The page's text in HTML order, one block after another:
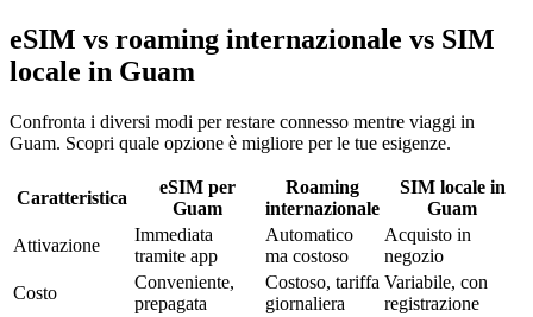
eSIM vs roaming internazionale vs SIM
locale in Guam
Confronta i diversi modi per restare connesso mentre viaggi in
Guam. Scopri quale opzione è migliore per le tue esigenze.
Caratteristica
eSIM per
Guam
Roaming
internazionale
SIM locale in
Guam
Attivazione
Immediata
tramite app
Automatico
ma costoso
Acquisto in
negozio
Costo
Conveniente,
prepagata
Costoso, tariffa
giornaliera
Variabile, con
registrazione